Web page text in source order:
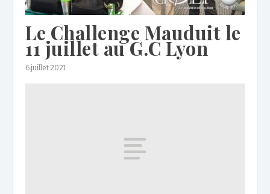
Le Challenge Mauduit le
11 juillet au G.C Lyon
6 juillet 2021